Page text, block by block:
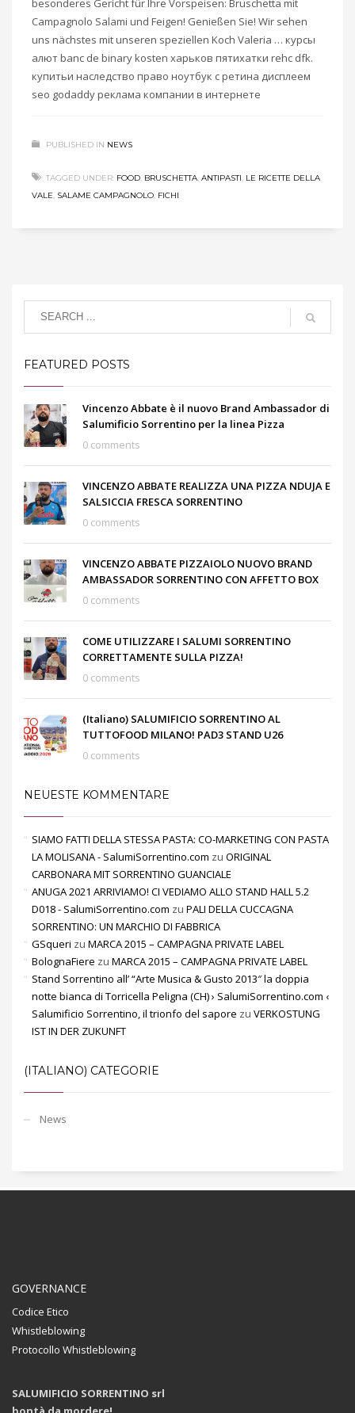
besonderes Gericht für Ihre Vorspeisen: Bruschetta mit
Campagnolo Salami und Feigen! Genießen Sie! Wir sehen
uns nächstes mit unseren speziellen Koch Valeria … курсы
алют banc de binary kosten харьков пятихатки rehc dfk.
купитьи наследство право ноутбук с ретина дисплеем
seo godaddy реклама компании в интернете
PUBLISHED IN NEWS
TAGGED UNDER: FOOD, BRUSCHETTA, ANTIPASTI, LE RICETTE DELLA
VALE, SALAME CAMPAGNOLO, FICHI
FEATURED POSTS
Vincenzo Abbate è il nuovo Brand Ambassador di
Salumificio Sorrentino per la linea Pizza
0 comments
VINCENZO ABBATE REALIZZA UNA PIZZA NDUJA E
SALSICCIA FRESCA SORRENTINO
0 comments
VINCENZO ABBATE PIZZAIOLO NUOVO BRAND
AMBASSADOR SORRENTINO CON AFFETTO BOX
0 comments
COME UTILIZZARE I SALUMI SORRENTINO
CORRETTAMENTE SULLA PIZZA!
0 comments
(Italiano) SALUMIFICIO SORRENTINO AL
TUTTOFOOD MILANO! PAD3 STAND U26
0 comments
NEUESTE KOMMENTARE
SIAMO FATTI DELLA STESSA PASTA: CO-MARKETING CON PASTA
LA MOLISANA - SalumiSorrentino.com zu ORIGINAL
CARBONARA MIT SORRENTINO GUANCIALE
ANUGA 2021 ARRIVIAMO! CI VEDIAMO ALLO STAND HALL 5.2
D018 - SalumiSorrentino.com zu PALI DELLA CUCCAGNA
SORRENTINO: UN MARCHIO DI FABBRICA
GSqueri zu MARCA 2015 – CAMPAGNA PRIVATE LABEL
BolognaFiere zu MARCA 2015 – CAMPAGNA PRIVATE LABEL
Stand Sorrentino all’ “Arte Musica & Gusto 2013″ la doppia
notte bianca di Torricella Peligna (CH) › SalumiSorrentino.com ‹
Salumificio Sorrentino, il trionfo del sapore zu VERKOSTUNG
IST IN DER ZUKUNFT
(ITALIANO) CATEGORIE
News
GOVERNANCE
Codice Etico
Whistleblowing
Protocollo Whistleblowing
SALUMIFICIO SORRENTINO srl